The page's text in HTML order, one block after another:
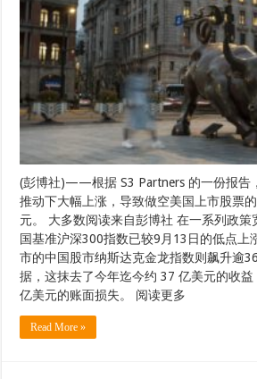
(彭博社)——根据 S3 Partners 的一份报告
推动下大幅上涨，导致做空美国上市股票
元。 大多数阅读来自彭博社 在一系列政策
国基准沪深300指数已较9月13日的低点上
市的中国股市纳斯达克金龙指数则飙升逾
据，这抹去了今年迄今约 37 亿美元的收
亿美元的账面损失。 阅读更多
Read More »